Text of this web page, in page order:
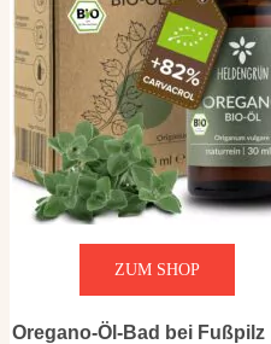
ZUM SHOP
Oregano-Öl-Bad bei Fußpilz